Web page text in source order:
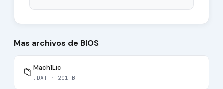
Mas archivos de BIOS
📁 Mach1Lic
.DAT · 201 B